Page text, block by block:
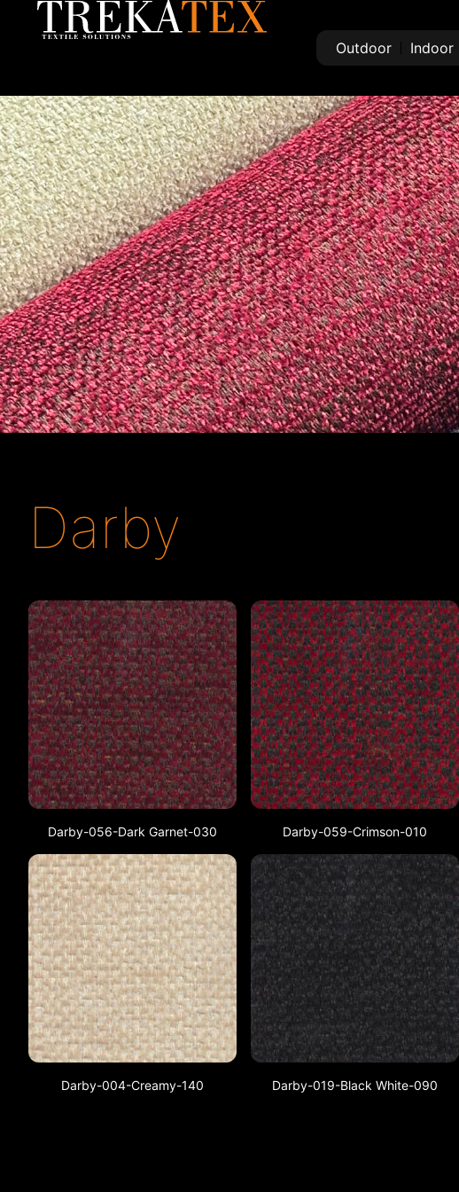
Outdoor Indoor
Darby
Darby-056-Dark Garnet-030 Darby-059-Crimson-010
Darby-004-Creamy-140 Darby-019-Black White-090